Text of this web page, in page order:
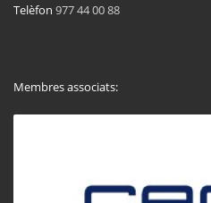
Telèfon 977 44 00 88
Membres associats: